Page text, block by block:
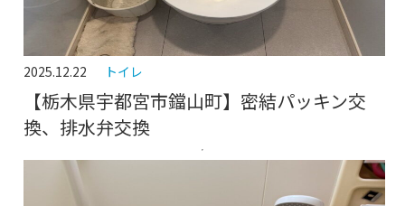
2025.12.22 トイレ
【栃木県宇都宮市鐺山町】密結パッキン交
換、排水弁交換